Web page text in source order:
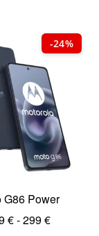
-24%
G86 Power
€-299€